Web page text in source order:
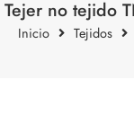
Tejer no tejido
Inicio Tejidos